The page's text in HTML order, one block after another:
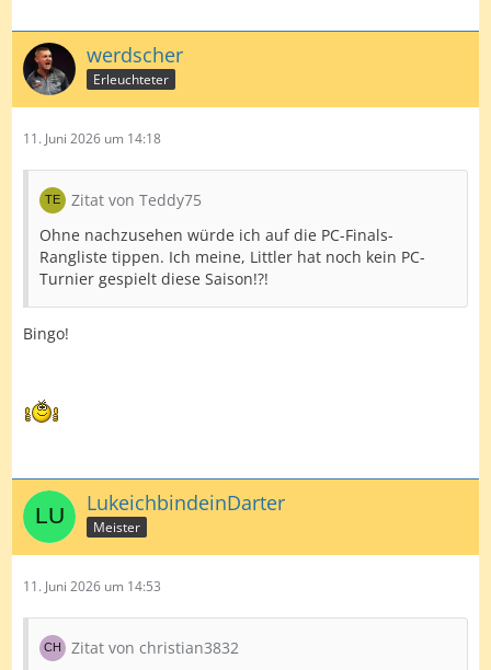
werdscher
Erleuchteter
11. Juni 2026 um 14:18
Zitat von Teddy75
Ohne nachzusehen würde ich auf die PC-Finals-
Rangliste tippen. Ich meine, Littler hat noch kein PC-
Turnier gespielt diese Saison!?!
Bingo!
LukeichbindeinDarter
Meister
11. Juni 2026 um 14:53
Zitat von christian3832